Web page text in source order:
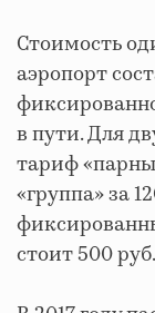
Стоимость
аэропорт
в пути. Для
тариф
«группа» за
стоит 500 руб.